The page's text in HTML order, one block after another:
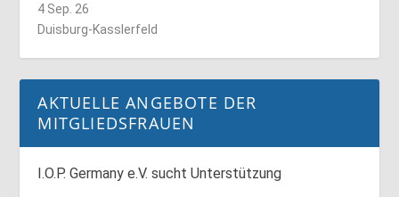
4 Sep. 26
Duisburg-Kasslerfeld
AKTUELLE ANGEBOTE DER
MITGLIEDSFRAUEN
I.O.P. Germany e.V. sucht Unterstützung